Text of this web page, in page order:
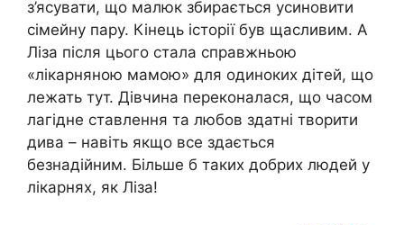
з’ясувати, що малюк збирається усиновити
сімейну пару. Кінець історії був щасливим. А
Ліза після цього стала справжньою
«лікарняною мамою» для одиноких дітей, що
лежать тут. Дівчина переконалася, що часом
лагідне ставлення та любов здатні творити
дива – навіть якщо все здається
безнадійним. Більше б таких добрих людей у
лікарнях, як Ліза!